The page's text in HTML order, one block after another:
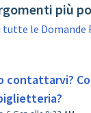
più
tutte le Domande
contattarvi?